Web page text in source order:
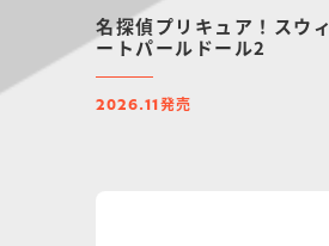
名探偵プリキュア！スウィ
ートパールドール2
2026.11 発売